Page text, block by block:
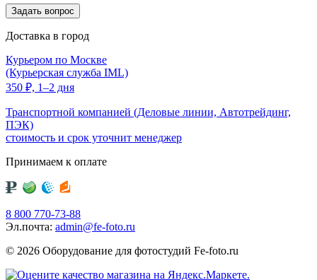
Доставка в город
Курьером по Москве
(Курьерская служба IML)
350 ₽, 1–2 дня
Транспортной компанией (Деловые линии, Автотрейдинг,
ПЭК)
стоимость и срок уточнит менеджер
Принимаем к оплате
8 800 770-73-88
Эл.почта: admin@fe-foto.ru
© 2026 Оборудование для фотостудий Fe-foto.ru